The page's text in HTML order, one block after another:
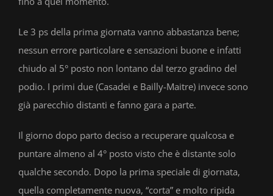
Le 3 ps della prima giornata vanno abbastanza bene;
nessun errore particolare e sensazioni buone e infatti
chiudo al 5° posto non lontano dal terzo gradino del
podio. I primi due (Casadei e Bailly-Maitre) invece sono
già parecchio distanti e fanno gara a parte.
Il giorno dopo parto deciso a recuperare qualcosa e
puntare almeno al 4° posto visto che è distante solo
qualche secondo. Dopo la prima speciale di giornata,
quella completamente nuova, “corta” e molto ripida